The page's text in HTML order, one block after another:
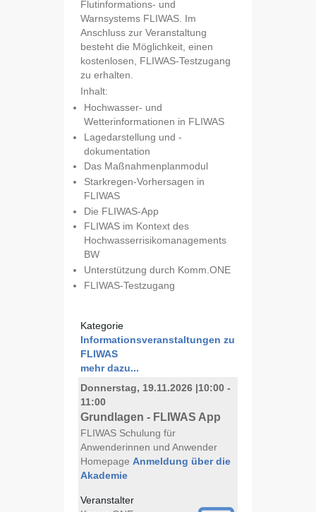
Flutinformations- und
Warnsystems FLIWAS. Im
Anschluss zur Veranstaltung
besteht die Möglichkeit, einen
kostenlosen, FLIWAS-Testzugang
zu erhalten.
Inhalt:
Hochwasser- und
Wetterinformationen in FLIWAS
Lagedarstellung und -
dokumentation
Das Maßnahmenplanmodul
Starkregen-Vorhersagen in
FLIWAS
Die FLIWAS-App
FLIWAS im Kontext des
Hochwasserrisikomanagements
BW
Unterstützung durch Komm.ONE
FLIWAS-Testzugang
Kategorie
Informationsveranstaltungen zu
FLIWAS
mehr dazu...
Donnerstag, 19.11.2026 |10:00 -
11:00
Grundlagen - FLIWAS App
FLIWAS Schulung für
Anwenderinnen und Anwender
Homepage Anmeldung über die
Akademie
Veranstalter